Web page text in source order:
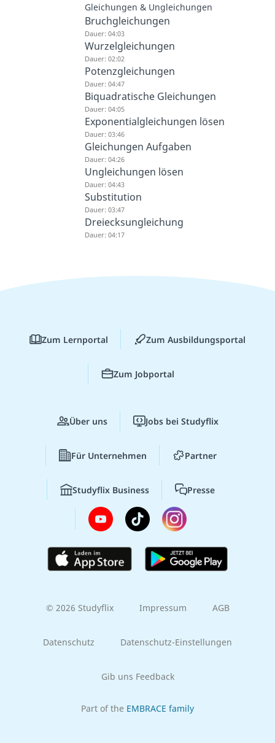
Gleichungen & Ungleichungen
Bruchgleichungen
Dauer: 04:03
Wurzelgleichungen
Dauer: 02:02
Potenzgleichungen
Dauer: 04:47
Biquadratische Gleichungen
Dauer: 04:05
Exponentialgleichungen lösen
Dauer: 03:46
Gleichungen Aufgaben
Dauer: 04:26
Ungleichungen lösen
Dauer: 04:43
Substitution
Dauer: 03:47
Dreiecksungleichung
Dauer: 04:17
Zum Lernportal Zum Ausbildungsportal
Zum Jobportal
Über uns Jobs bei Studyflix
Für Unternehmen Partner
Studyflix Business Presse
© 2026 Studyflix Impressum AGB
Datenschutz Datenschutz-Einstellungen
Gib uns Feedback
Part of the EMBRACE family